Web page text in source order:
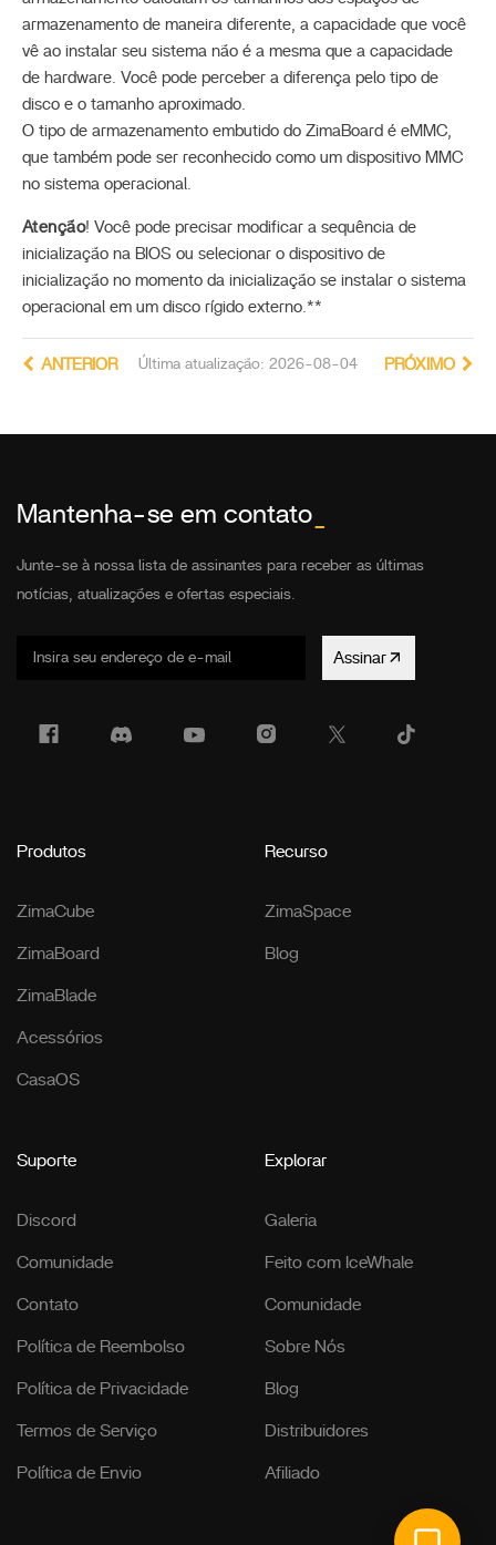
armazenamento de maneira diferente, a capacidade que você
vê ao instalar seu sistema não é a mesma que a capacidade
de hardware. Você pode perceber a diferença pelo tipo de
disco e o tamanho aproximado.
O tipo de armazenamento embutido do ZimaBoard é eMMC,
que também pode ser reconhecido como um dispositivo MMC
no sistema operacional.
Atenção! Você pode precisar modificar a sequência de
inicialização na BIOS ou selecionar o dispositivo de
inicialização no momento da inicialização se instalar o sistema
operacional em um disco rígido externo.**
Última atualização: 2026-08-04
ANTERIOR PRÓXIMO
Mantenha-se em contato
Junte-se à nossa lista de assinantes para receber as últimas
notícias, atualizações e ofertas especiais.
Assinar
Produtos
ZimaCube
ZimaBoard
ZimaBlade
Acessórios
CasaOS
Recurso
ZimaSpace
Blog
Suporte
Discord
Comunidade
Contato
Política de Reembolso
Política de Privacidade
Termos de Serviço
Política de Envio
Explorar
Galeria
Feito com IceWhale
Comunidade
Sobre Nós
Blog
Distribuidores
Afiliado